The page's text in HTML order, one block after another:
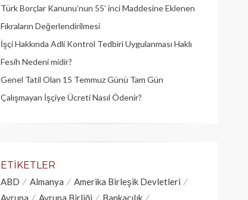
Türk Borçlar Kanunu’nun 55’ inci Maddesine Eklenen
Fıkraların Değerlendirilmesi
İşçi Hakkında Adli Kontrol Tedbiri Uygulanması Haklı
Fesih Nedeni midir?
Genel Tatil Olan 15 Temmuz Günü Tam Gün
Çalışmayan İşçiye Ücreti Nasıl Ödenir?
ETIKETLER
ABD Almanya
Amerika Birleşik Devletleri
Avrupa
Avrupa Birliği
Bankacılık